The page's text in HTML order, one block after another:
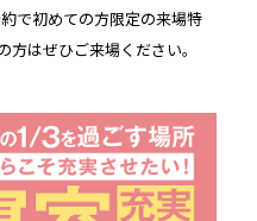
で初めての方限定の来場特
はぜひご来場ください。